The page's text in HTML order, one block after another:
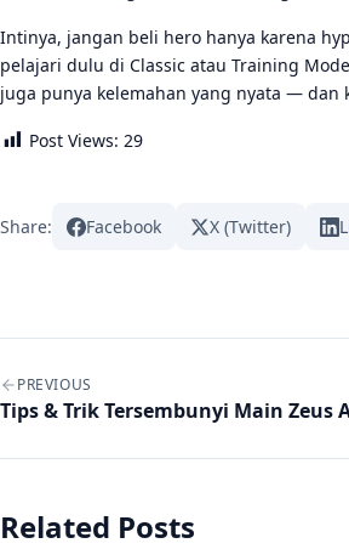
Intinya, jangan beli hero hanya karena
pelajari dulu di Classic atau Training
juga punya kelemahan yang nyata — dan
Post Views: 29
Share: Facebook X (Twitter)
Post navigation
PREVIOUS
Tips & Trik Tersembunyi Main
Related Posts